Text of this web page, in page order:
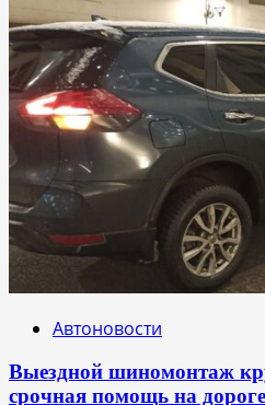
Автоновости
Выездной шиномонтаж
срочная помощь на